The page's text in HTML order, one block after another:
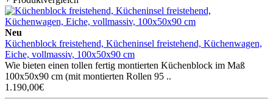
Neu
Küchenblock freistehend, Kücheninsel freistehend, Küchenwagen,
Eiche, vollmassiv, 100x50x90 cm
Wie bieten einen tollen fertig montierten Küchenblock im Maß
100x50x90 cm (mit montierten Rollen 95 ..
1.190,00€